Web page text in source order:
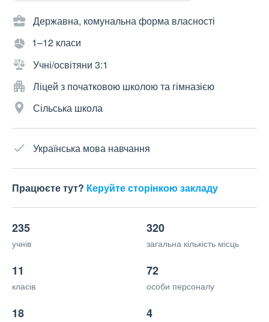
Державна, комунальна форма власності
1–12 класи
Учні/освітяни 3:1
Ліцей з початковою школою та гімназією
Сільська школа
Українська мова навчання
Працюєте тут? Керуйте сторінкою закладу
235
учнів
320
загальна кількість місць
11
класів
72
особи персоналу
18 4